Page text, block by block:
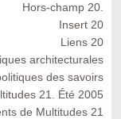
Hors-champ 20.
Insert 20
Liens 20
architecturales
des savoirs
21. Été 2005
de Multitudes 21